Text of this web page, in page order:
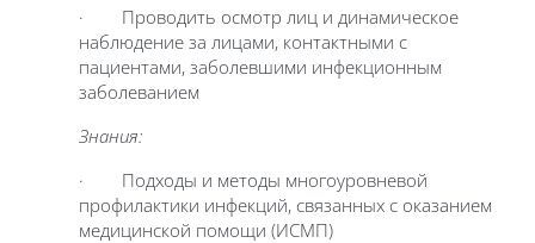
· Проводить осмотр лиц и динамическое
наблюдение за лицами, контактными с
пациентами, заболевшими инфекционным
заболеванием
Знания:
· Подходы и методы многоуровневой
профилактики инфекций, связанных с оказанием
медицинской помощи (ИСМП)